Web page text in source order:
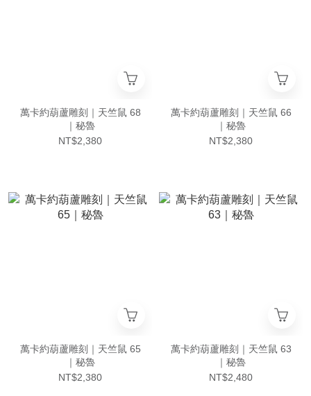
萬卡約葫蘆雕刻｜天竺鼠 68
｜秘魯
NT$2,380
萬卡約葫蘆雕刻｜天竺鼠 66
｜秘魯
NT$2,380
萬卡約葫蘆雕刻｜天竺鼠 65
｜秘魯
NT$2,380
萬卡約葫蘆雕刻｜天竺鼠 63
｜秘魯
NT$2,480